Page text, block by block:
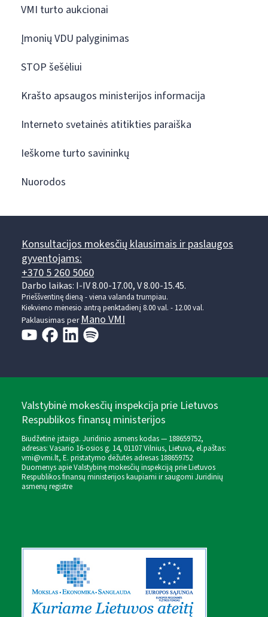
VMI turto aukcionai
Įmonių VDU palyginimas
STOP šešėliui
Krašto apsaugos ministerijos informacija
Interneto svetainės atitikties paraiška
Ieškome turto savininkų
Nuorodos
Konsultacijos mokesčių klausimais ir paslaugos
gyventojams:
+370 5 260 5060
Darbo laikas: I-IV 8.00-17.00, V 8.00-15.45.
Prieššventinę dieną - viena valanda trumpiau.
Kiekvieno mėnesio antrą penktadienį 8.00 val. - 12.00 val.
Paklausimas perMano VMI
Valstybinė mokesčių inspekcija prie Lietuvos
Respublikos finansų ministerijos
Biudžetinė įstaiga. Juridinio asmens kodas — 188659752,
adresas: Vasario 16-osios g. 14, 01107 Vilnius, Lietuva, el.paštas:
vmi@vmi.lt, E. pristatymo dėžutės adresas 188659752
Duomenys apie Valstybinę mokesčių inspekciją prie Lietuvos
Respublikos finansų ministerijos kaupiami ir saugomi Juridinių
asmenų registre